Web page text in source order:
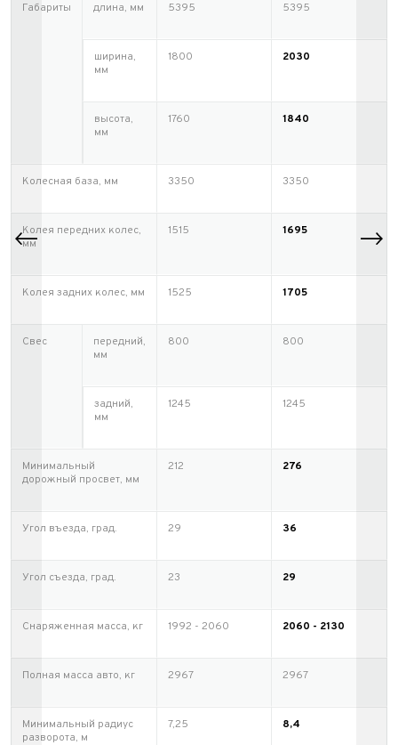
Габариты длина, мм 5395 5395
ширина,
мм
1800 2030
высота,
мм
1760 1840
Колесная база, мм 3350 3350
Колея передних колес,
мм
1515 1695
Колея задних колес, мм 1525 1705
Свес
передний,
мм
800 800
задний,
мм
1245 1245
Минимальный
дорожный просвет, мм
212 276
Угол въезда, град. 29 36
Угол съезда, град. 23 29
Снаряженная масса, кг 1992 - 2060 2060 - 2130
Полная масса авто, кг 2967 2967
Минимальный радиус
разворота, м
7,25 8,4
Выкуп авто
ФИО*
Телефон*
E-mail*
Заявка на оценку
ФИО*
Телефон*